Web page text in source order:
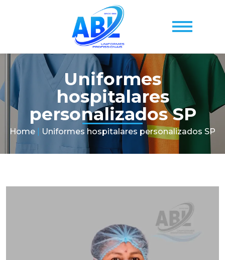
Uniformes
hospitalares
personalizados SP
Home Uniformes hospitalares personalizados SP